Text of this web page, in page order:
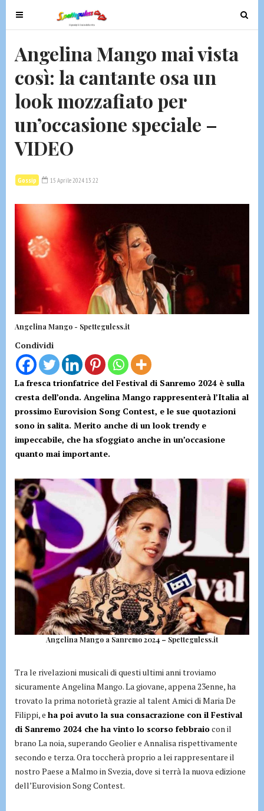
T
o
g
e
i
g
t
n
T
o
Angelina Mango mai vista
così: la cantante osa un
look mozzafiato per
un’occasione speciale –
VIDEO
Gossip 15 Aprile 2024 13:22
Angelina Mango - Spetteguless.it
Condividi
La fresca trionfatrice del Festival di Sanremo 2024 è sulla
cresta dell’onda. Angelina Mango rappresenterà l’Italia al
prossimo Eurovision Song Contest, e le sue quotazioni
sono in salita. Merito anche di un look trendy e
impeccabile, che ha sfoggiato anche in un’occasione
quanto mai importante.
Angelina Mango a Sanremo 2024 – Spetteguless.it
Tra le rivelazioni musicali di questi ultimi anni troviamo
sicuramente Angelina Mango. La giovane, appena 23enne, ha
trovato la prima notorietà grazie al talent Amici di Maria De
Filippi, e ha poi avuto la sua consacrazione con il Festival
di Sanremo 2024 che ha vinto lo scorso febbraiocon il
brano La noia, superando Geolier e Annalisa rispettivamente
secondo e terza. Ora toccherà proprio a lei rappresentare il
nostro Paese a Malmo in Svezia, dove si terrà la nuova edizione
dell’Eurovision Song Contest.